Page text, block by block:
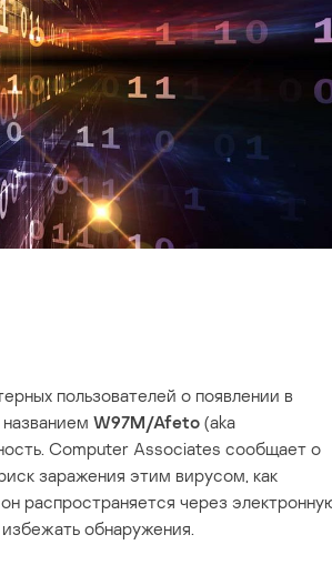
пользователей о появлении в
W97M/Afeto (aka
Computer Associates сообщает о
заражения этим вирусом, как
распространяется через
обнаружения.